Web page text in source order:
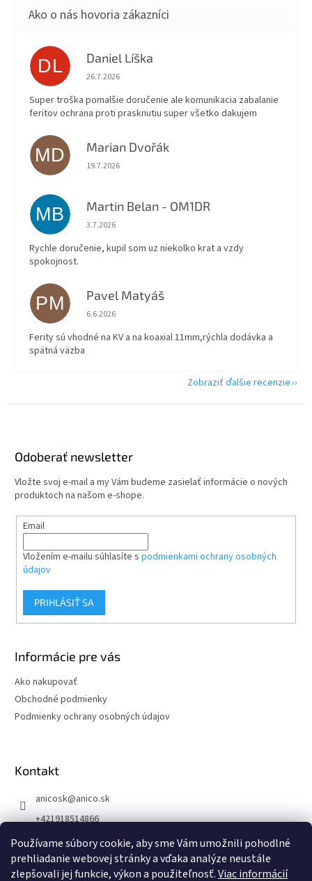
Používame súbory cookie, aby sme Vám umožnili pohodlné
prehliadanie webovej stránky a vďaka analýze neustále
zlepšovali jej funkcie, výkon a použiteľnosť.Viac informácií
DL Daniel Líška
Hodnotenie obchodu je 5 z 5 hviezdičiek.
26.7.2026
Super troška pomalšie doručenie ale komunikacia zabalanie
feritov ochrana proti prasknutiu super všetko dakujem
MD Marian Dvořák
Hodnotenie obchodu je 5 z 5 hviezdičiek.
19.7.2026
MB Martin Belan - OM1DR
Hodnotenie obchodu je 5 z 5 hviezdičiek.
3.7.2026
Rychle doručenie, kupil som uz niekolko krat a vzdy
spokojnost.
PM Pavel Matyáš
Hodnotenie obchodu je 5 z 5 hviezdičiek.
6.6.2026
Ferity sú vhodné na KV a na koaxial 11mm,rýchla dodávka a
spätná väzba
Zobraziť ďalšie recenzie
Odoberať newsletter
Vložte svoj e-mail a my Vám budeme zasielať informácie o nových
produktoch na našom e-shope.
Email
Vložením e-mailu súhlasíte s podmienkami ochrany osobných
údajov
PRIHLÁSIŤ SA
Informácie pre vás
Ako nakupovať
Obchodné podmienky
Podmienky ochrany osobných údajov
Kontakt
anicosk@anico.sk
+421918514866
ANICO Slovakia
anico_slovakia